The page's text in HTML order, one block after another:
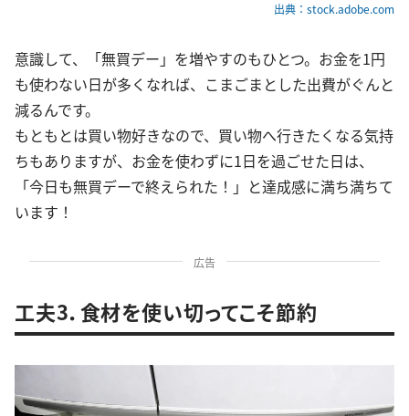
出典：stock.adobe.com
意識して、「無買デー」を増やすのもひとつ。お金を1円
も使わない日が多くなれば、こまごまとした出費がぐんと
減るんです。
もともとは買い物好きなので、買い物へ行きたくなる気持
ちもありますが、お金を使わずに1日を過ごせた日は、
「今日も無買デーで終えられた！」と達成感に満ち満ちて
います！
広告
工夫3．食材を使い切ってこそ節約